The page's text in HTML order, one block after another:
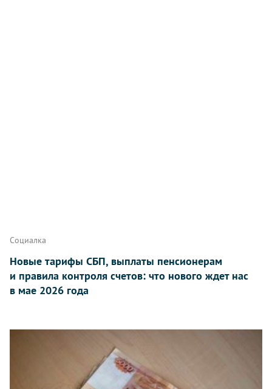
Социалка
Новые тарифы СБП, выплаты пенсионерам
и правила контроля счетов: что нового ждет нас
в мае 2026 года